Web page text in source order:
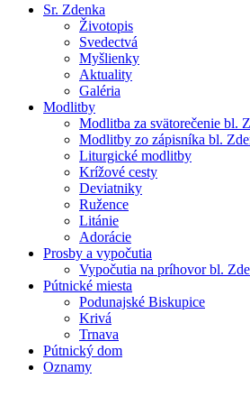
Hlavné menu
Sr. Zdenka
Životopis
Svedectvá
Myšlienky
Aktuality
Galéria
Modlitby
Modlitba za svätorečenie bl.
Modlitby zo zápisníka bl.
Liturgické modlitby
Krížové cesty
Deviatniky
Ružence
Litánie
Adorácie
Prosby a vypočutia
Vypočutia na príhovor bl.
Pútnické miesta
Podunajské Biskupice
Krivá
Trnava
Pútnický dom
Oznamy